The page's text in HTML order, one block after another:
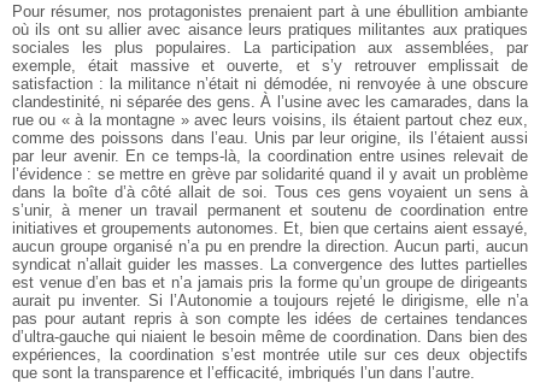
Pour résumer, nos protagonistes prenaient part à une ébullition ambiante
où ils ont su allier avec aisance leurs pratiques militantes aux pratiques
sociales les plus populaires. La participation aux assemblées, par
exemple, était massive et ouverte, et s’y retrouver emplissait de
satisfaction : la militance n’était ni démodée, ni renvoyée à une obscure
clandestinité, ni séparée des gens. À l’usine avec les camarades, dans la
rue ou « à la montagne » avec leurs voisins, ils étaient partout chez eux,
comme des poissons dans l’eau. Unis par leur origine, ils l’étaient aussi
par leur avenir. En ce temps-là, la coordination entre usines relevait de
l’évidence : se mettre en grève par solidarité quand il y avait un problème
dans la boîte d’à côté allait de soi. Tous ces gens voyaient un sens à
s’unir, à mener un travail permanent et soutenu de coordination entre
initiatives et groupements autonomes. Et, bien que certains aient essayé,
aucun groupe organisé n’a pu en prendre la direction. Aucun parti, aucun
syndicat n’allait guider les masses. La convergence des luttes partielles
est venue d’en bas et n’a jamais pris la forme qu’un groupe de dirigeants
aurait pu inventer. Si l’Autonomie a toujours rejeté le dirigisme, elle n’a
pas pour autant repris à son compte les idées de certaines tendances
d’ultra-gauche qui niaient le besoin même de coordination. Dans bien des
expériences, la coordination s’est montrée utile sur ces deux objectifs
que sont la transparence et l’efficacité, imbriqués l’un dans l’autre.